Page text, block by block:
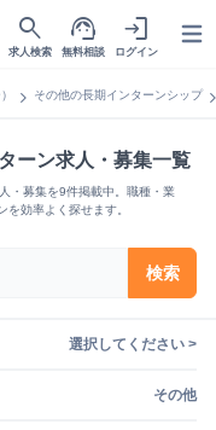
search
求人検索
support_agent
無料相談
login
ログイン
chevron_right その他の長期インターンシップ
ーン求人・募集一覧
・募集を9件掲載中。職種・業
効率よく探せます。
検索
選択してください >
その他